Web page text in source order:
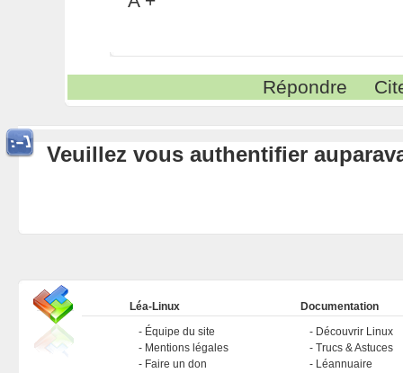
Répondre
Veuillez vous authentifier
Léa-Linux
Équipe du site
Mentions légales
Faire un don
Documentation
Découvrir Linux
Trucs & Astuces
Léannuaire